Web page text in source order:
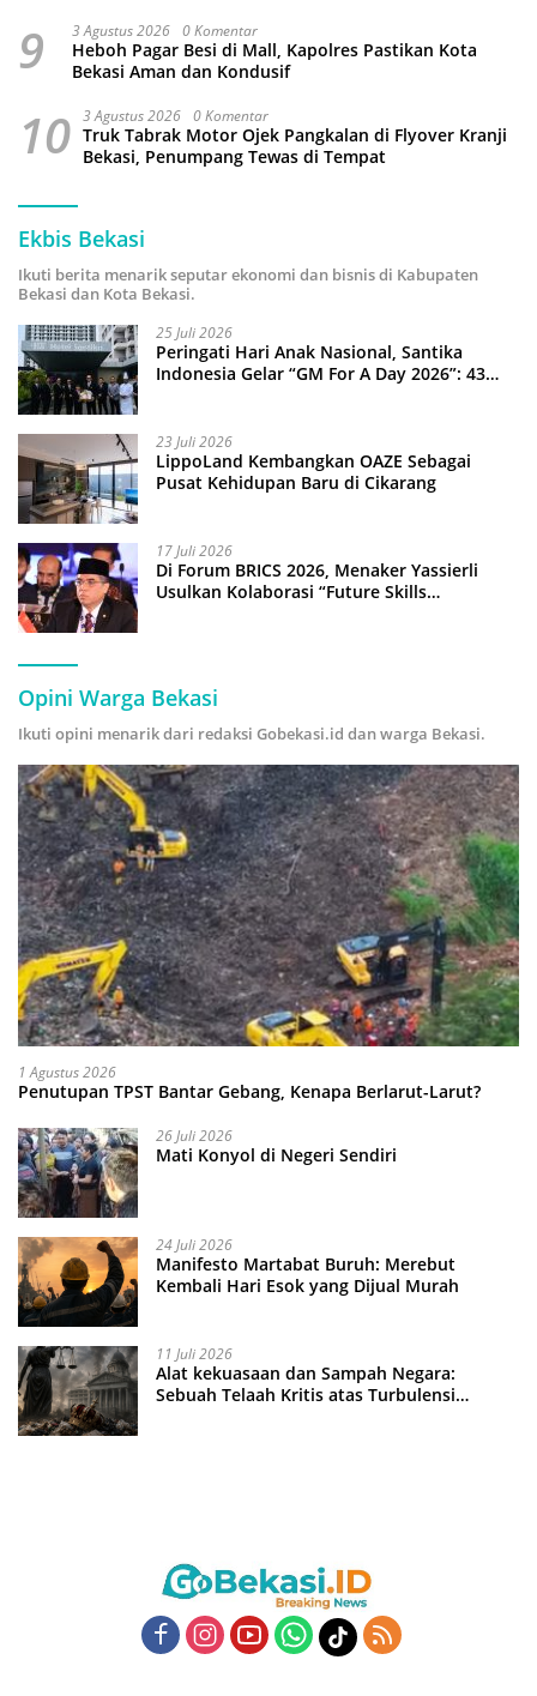
9 3 Agustus 2026 0 Komentar
Heboh Pagar Besi di Mall, Kapolres Pastikan Kota
Bekasi Aman dan Kondusif
10 3 Agustus 2026 0 Komentar
Truk Tabrak Motor Ojek Pangkalan di Flyover Kranji
Bekasi, Penumpang Tewas di Tempat
Ekbis Bekasi
Ikuti berita menarik seputar ekonomi dan bisnis di Kabupaten
Bekasi dan Kota Bekasi.
25 Juli 2026
Peringati Hari Anak Nasional, Santika
Indonesia Gelar “GM For A Day 2026”: 43
23 Juli 2026
LippoLand Kembangkan OAZE Sebagai
Pusat Kehidupan Baru di Cikarang
17 Juli 2026
Di Forum BRICS 2026, Menaker Yassierli
Usulkan Kolaborasi “Future Skills
Opini Warga Bekasi
Ikuti opini menarik dari redaksi Gobekasi.id dan warga Bekasi.
1 Agustus 2026
Penutupan TPST Bantar Gebang, Kenapa Berlarut-Larut?
26 Juli 2026
Mati Konyol di Negeri Sendiri
24 Juli 2026
Manifesto Martabat Buruh: Merebut
Kembali Hari Esok yang Dijual Murah
11 Juli 2026
Alat kekuasaan dan Sampah Negara:
Sebuah Telaah Kritis atas Turbulensi